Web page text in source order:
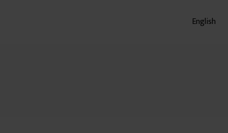
English